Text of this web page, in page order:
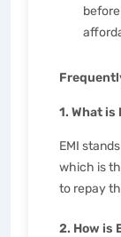
1. What is
EMI
which is
to repay
2. How is